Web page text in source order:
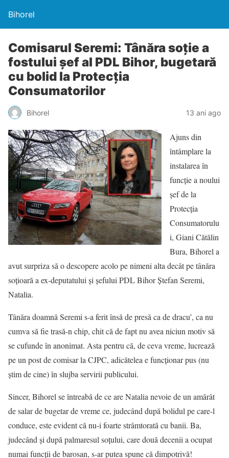
Bihorel
Comisarul Seremi: Tânăra soţie a
fostului şef al PDL Bihor, bugetară
cu bolid la Protecţia
Consumatorilor
Bihorel 13 ani ago
Ajuns din
întâmplare la
instalarea în
funcţie a noului
şef de la
Protecţia
Consumatorulu
i, Giani Cătălin
Bura, Bihorel a
avut surpriza să o descopere acolo pe nimeni alta decât pe tânăra
soţioară a ex-deputatului şi şefului PDL Bihor Ştefan Seremi,
Natalia.
Tânăra doamnă Seremi s-a ferit însă de presă ca de dracu’, ca nu
cumva să fie trasă-n chip, chit că de fapt nu avea niciun motiv să
se cufunde în anonimat. Asta pentru că, de ceva vreme, lucrează
pe un post de comisar la CJPC, adicătelea e funcţionar pus (nu
ştim de cine) în slujba servirii publicului.
Sincer, Bihorel se întreabă de ce are Natalia nevoie de un amărât
de salar de bugetar de vreme ce, judecând după bolidul pe care-l
conduce, este evident că nu-i foarte strâmtorată cu banii. Ba,
judecând şi după palmaresul soţului, care două decenii a ocupat
numai funcţii de barosan, s-ar putea spune că dimpotrivă!